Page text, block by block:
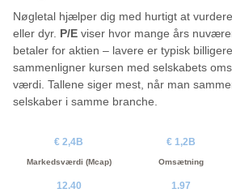
Nøgletal hjælper dig med hurtigt at
eller dyr. P/E viser hvor mange års
betaler for aktien – lavere er typisk
sammenligner kursen med selskabets
værdi. Tallene siger mest, når man
selskaber i samme branche.
€ 2,4B
Markedsværdi (Mcap)
€ 1,2B
Omsætning
12.40 1.97